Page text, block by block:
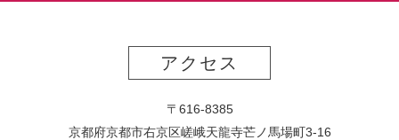
アクセス
〒616-8385
京都府京都市右京区嵯峨天龍寺芒ノ馬場町3-16